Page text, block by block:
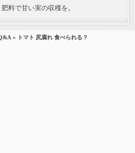
料で甘い実の収穫を。
» トマト 尻腐れ 食べられる？